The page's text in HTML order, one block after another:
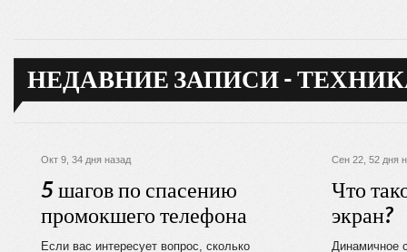
НЕДАВНИЕ ЗАПИСИ -
Окт 9, 34 дня назад
5 шагов по спасению
промокшего телефона
Если вас интересует вопрос, сколько
Сен 22, 52 дня
Что
экран?
Динамичное